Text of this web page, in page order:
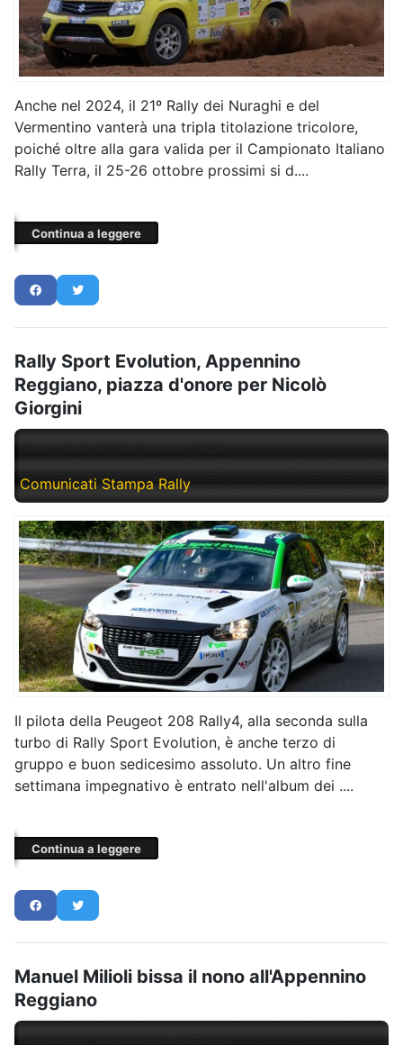
Anche nel 2024, il 21º Rally dei Nuraghi e del
Vermentino vanterà una tripla titolazione tricolore,
poiché oltre alla gara valida per il Campionato Italiano
Rally Terra, il 25-26 ottobre prossimi si d....
Continua a leggere
Rally Sport Evolution, Appennino
Reggiano, piazza d'onore per Nicolò
Giorgini
Mercoledì, 18 Settembre 2024
Comunicati Stampa Rally
Il pilota della Peugeot 208 Rally4, alla seconda sulla
turbo di Rally Sport Evolution, è anche terzo di
gruppo e buon sedicesimo assoluto. Un altro fine
settimana impegnativo è entrato nell'album dei ....
Continua a leggere
Manuel Milioli bissa il nono all'Appennino
Reggiano
Mercoledì, 18 Settembre 2024